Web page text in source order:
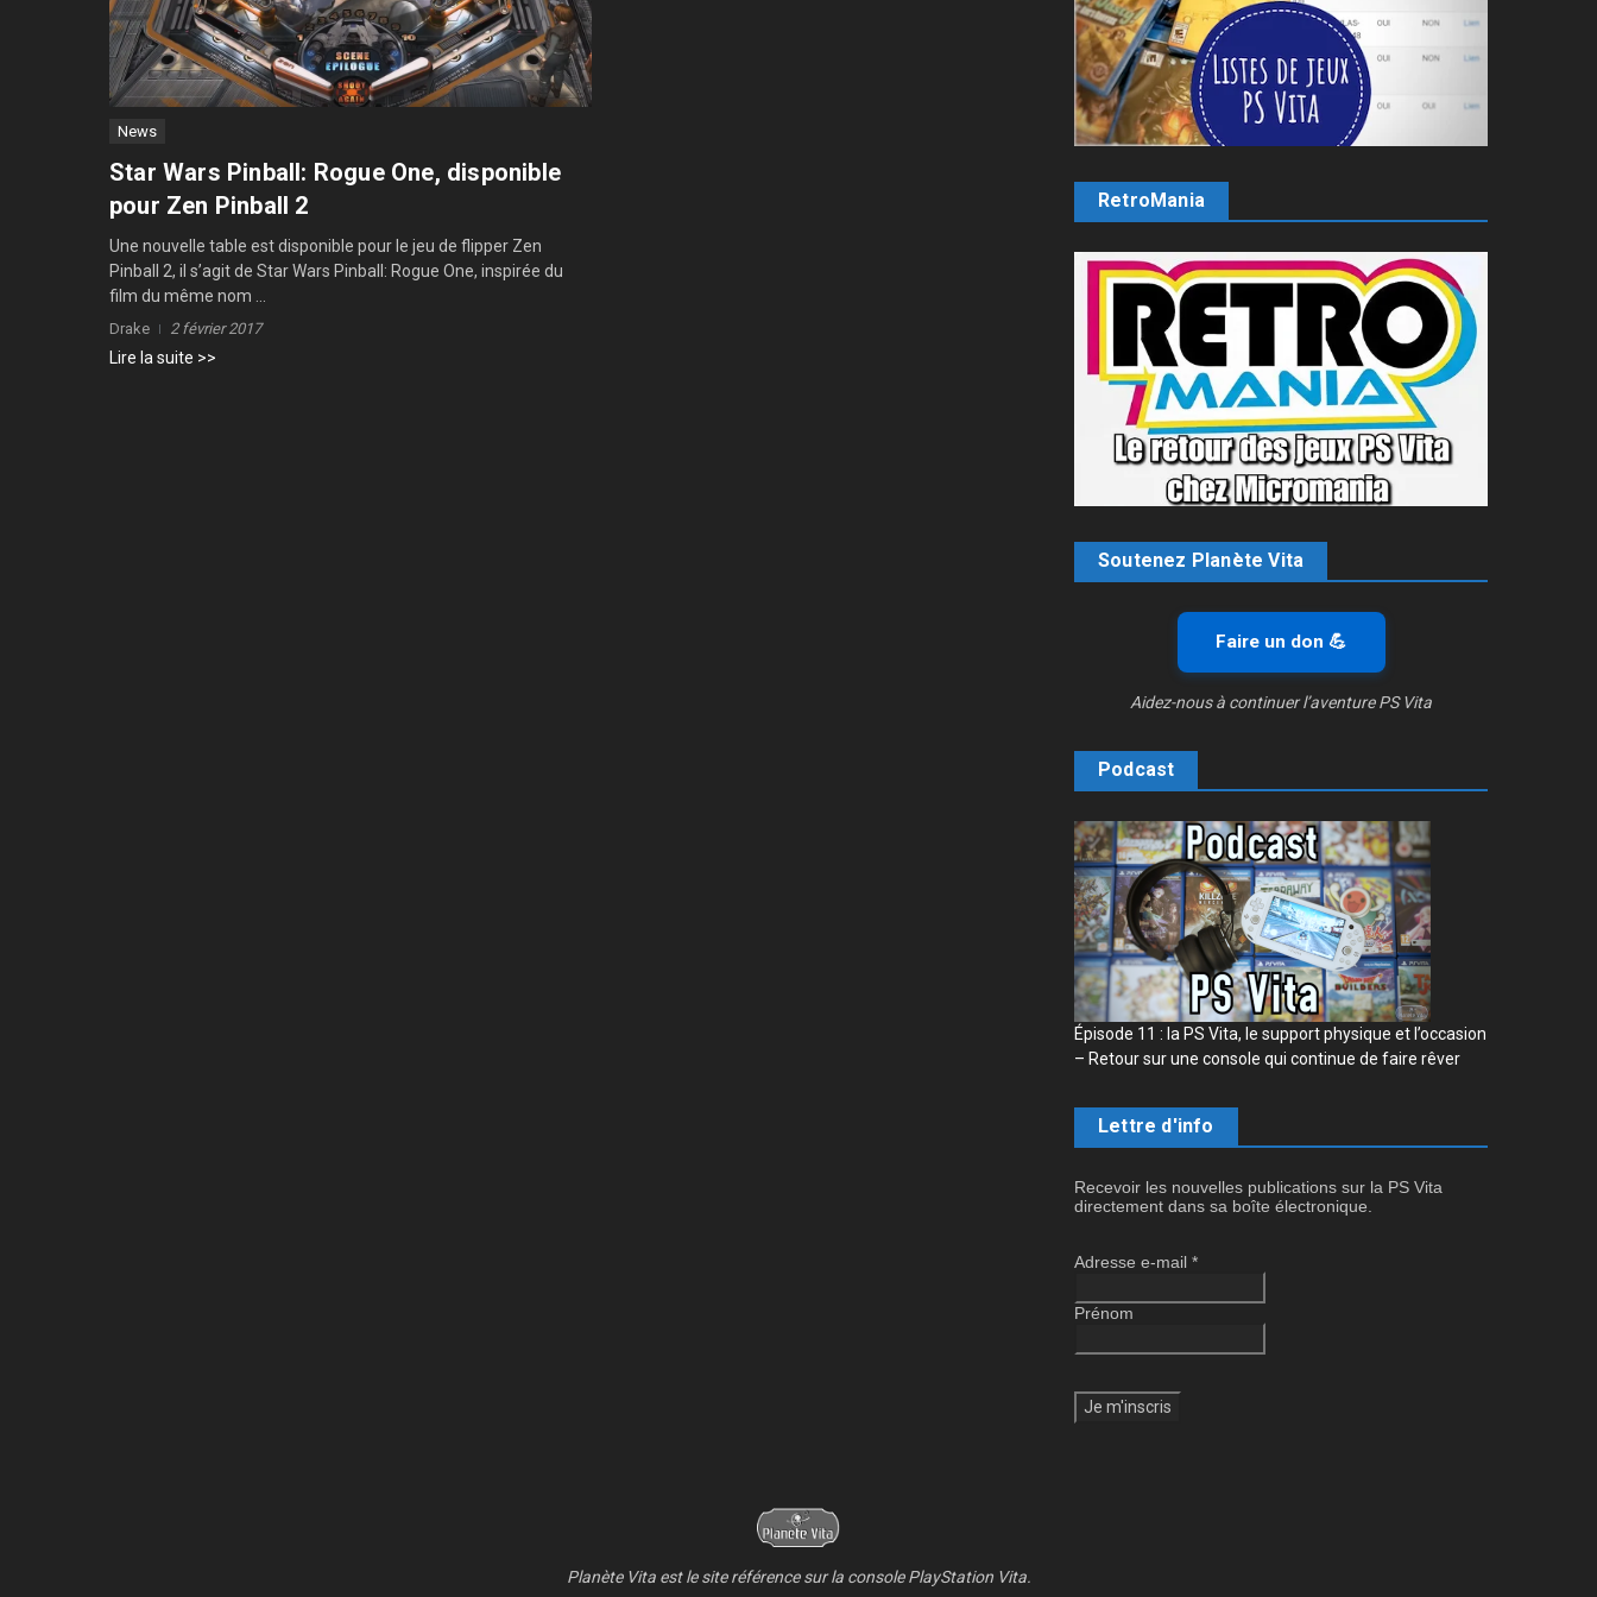
News
Star Wars Pinball: Rogue One, disponible
pour Zen Pinball 2
Une nouvelle table est disponible pour le jeu de flipper Zen
Pinball 2, il s’agit de Star Wars Pinball: Rogue One, inspirée du
film du même nom ...
Drake 2 février 2017
Lire la suite >>
RetroMania
Soutenez Planète Vita
Faire un don 💪
Aidez-nous à continuer l’aventure PS Vita
Podcast
Épisode 11 : la PS Vita, le support physique et l’occasion
– Retour sur une console qui continue de faire rêver
Lettre d'info
Recevoir les nouvelles publications sur la PS Vita
directement dans sa boîte électronique.
Adresse e-mail *
Prénom
Planète Vita est le site référence sur la console PlayStation Vita.